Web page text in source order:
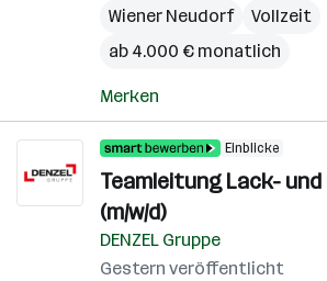
Wiener Neudorf
Vollzeit
ab 4.000 € monatlich
Merken
Einblicke
Teamleitung Lack-
(m/w/d)
DENZEL Gruppe
Gestern veröffentlicht